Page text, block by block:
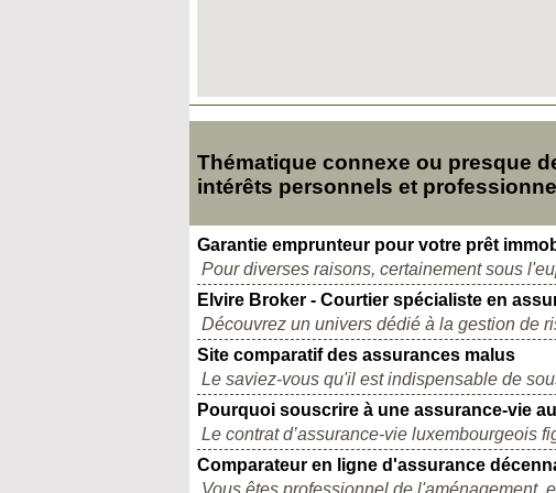
Thématique connexe ou presque
intérêts personnels et
Garantie emprunteur pour votre prêt
Pour diverses raisons, certainement sous
Elvire Broker - Courtier spécialiste en
Découvrez un univers dédié à la gestion de
Site comparatif des assurances malus
Le saviez-vous qu'il est indispensable de
Pourquoi souscrire à une assurance-vie
Le contrat d’assurance-vie luxembourgeois
Comparateur en ligne d'assurance